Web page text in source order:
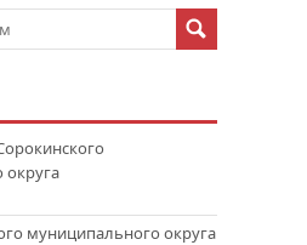
муниципального округа